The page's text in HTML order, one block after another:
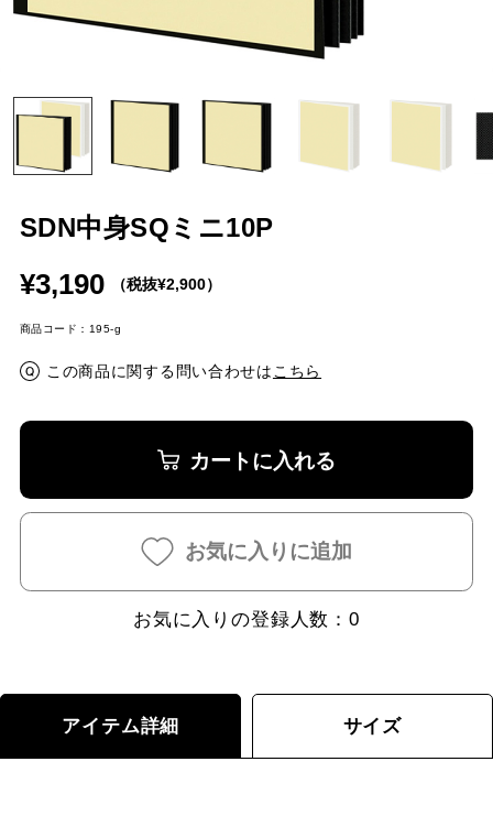
SDN中身SQミニ10P
¥3,190 （税抜¥2,900）
商品コード：195-g
この商品に関する問い合わせは こちら
カートに入れる
お気に入りに追加
お気に入りの登録人数：0
アイテム詳細 サイズ